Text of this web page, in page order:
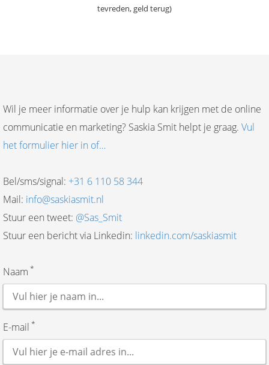
tevreden, geld terug)
Wil je meer informatie over je hulp kan krijgen met de online
communicatie en marketing? Saskia Smit helpt je graag. Vul
het formulier hier in of…
Bel/sms/signal: +31 6 110 58 344
Mail: info@saskiasmit.nl
Stuur een tweet: @Sas_Smit
Stuur een bericht via Linkedin: linkedin.com/saskiasmit
Naam *
E-mail *